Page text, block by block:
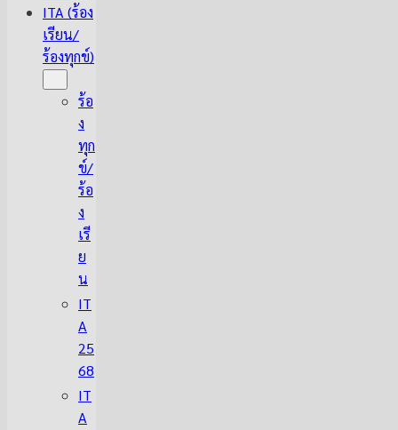
ITA (ร้อง
เรียน/
ร้องทุกข์)
ร้อ
ง
ทุก
ข์/
ร้อ
ง
เรี
ย
น
IT
A
25
68
IT
A